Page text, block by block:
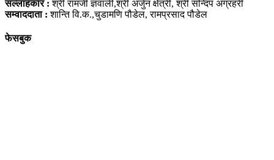
सल्लाहकार :श्री रामजी ज्ञवाली,श्री अर्जुन क्षेत्री, श्री सन्दिप अग्रहरी
सम्वाददाता :शान्ति वि.क.,चुडामणि पौडेल, रामप्रसाद पौडेल
फेसबुक